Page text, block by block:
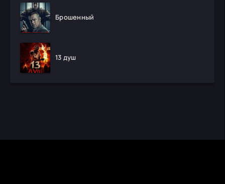
Брошенный
13 душ